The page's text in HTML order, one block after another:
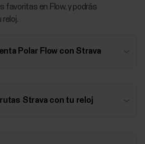
favoritas en Flow, y podrás
Polar Flow con Strava
Strava con tu reloj